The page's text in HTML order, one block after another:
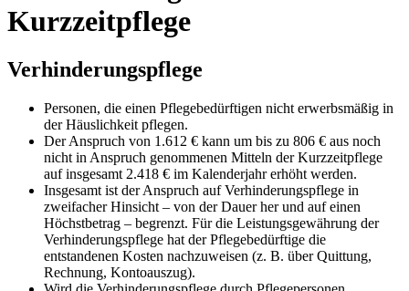
Kurzzeitpflege
Verhinderungspflege
Personen, die einen Pflegebedürftigen nicht erwerbsmäßig in
der Häuslichkeit pflegen.
Der Anspruch von 1.612 € kann um bis zu 806 € aus noch
nicht in Anspruch genommenen Mitteln der Kurzzeitpflege
auf insgesamt 2.418 € im Kalenderjahr erhöht werden.
Insgesamt ist der Anspruch auf Verhinderungspflege in
zweifacher Hinsicht – von der Dauer her und auf einen
Höchstbetrag – begrenzt. Für die Leistungsgewährung der
Verhinderungspflege hat der Pflegebedürftige die
entstandenen Kosten nachzuweisen (z. B. über Quittung,
Rechnung, Kontoauszug).